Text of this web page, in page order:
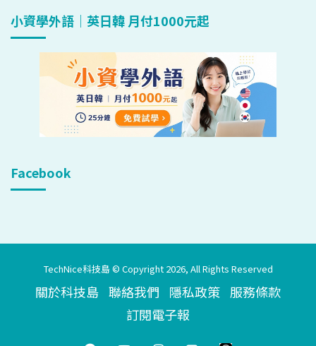
小資學外語｜英日韓 月付1000元起
Facebook
TechNice科技島 © Copyright 2026, All Rights Reserved
關於科技島 聯絡我們 隱私政策 服務條款
訂閱電子報